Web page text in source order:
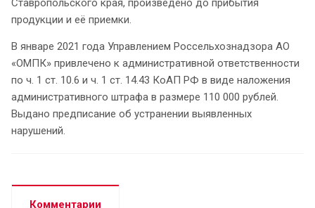
Ставропольского края, произведено до прибытия
продукции и её приемки.
В январе 2021 года Управлением Россельхознадзора АО
«ОМПК» привлечено к административной ответственности
по ч. 1 ст. 10.6 и ч. 1 ст. 14.43 КоАП РФ в виде наложения
административного штрафа в размере 110 000 рублей.
Выдано предписание об устранении выявленных
нарушений.
Комментарии